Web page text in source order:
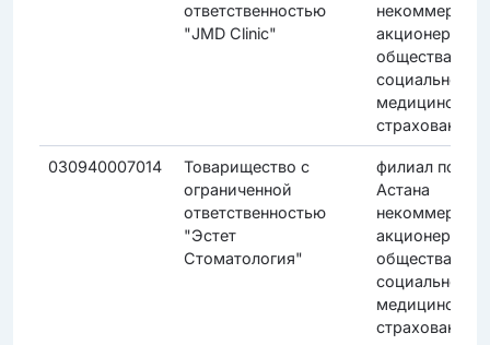
ответственностью
"JMD Clinic"
акционерного
общества
социального
медицинского
страхования"
030940007014
Товарищество с
ограниченной
ответственностью
"Эстет
Стоматология"
филиал по
Астана
акционерного
общества
социального
медицинского
страхования"